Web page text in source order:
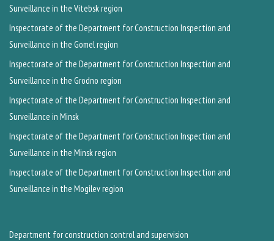
Surveillance in the Vitebsk region
Inspectorate of the Department for Construction Inspection and
Surveillance in the Gomel region
Inspectorate of the Department for Construction Inspection and
Surveillance in the Grodno region
Inspectorate of the Department for Construction Inspection and
Surveillance in Minsk
Inspectorate of the Department for Construction Inspection and
Surveillance in the Minsk region
Inspectorate of the Department for Construction Inspection and
Surveillance in the Mogilev region
Department for construction control and supervision